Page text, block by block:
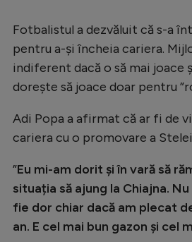
Stranieri
Clasamente
Tenis
Handbal
Natație
Formula 1
Fotbalistul a dezvăluit că s-a
pentru a-și încheia cariera.
indiferent dacă o să mai joace
dorește să joace doar pentru
Adi Popa a afirmat că ar fi de
cariera cu o promovare a Stelei
”Eu mi-am dorit și în vară să
situația să ajung la Chiajna.
fie dor chiar dacă am plecat
an. E cel mai bun gazon și cel